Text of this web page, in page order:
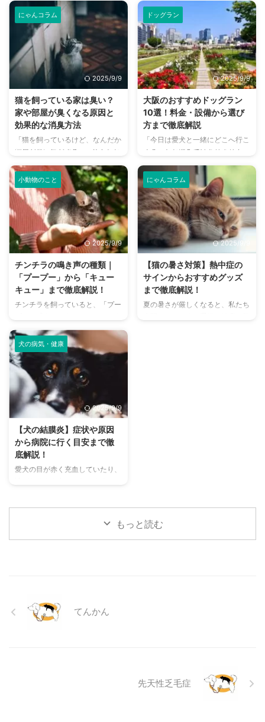
にゃんコラム
2025/9/9
猫を飼っている家は臭い？
家や部屋が臭くなる原因と
効果的な消臭方法
「猫を飼っているけど、なんだか
部屋が臭い気がする…」そんなお
悩みはありませんか？猫との暮ら
しは幸せで満ちていますが、独特
のにおいが気になるという飼い主
さんは少なくありません。 特
に、来客時などは「うちのにお
い、大丈夫かな？」と不安に感じ
てしまうこともあるでしょう。
この記事では、猫のにおいの原因
を根本から突き止め、トイレ、
体、部屋など、場所別に具体的な
消臭対策を徹底的に解説します。
さらに、猫と飼い主さん両方にと
って快適な消臭グッズの選び方ま
の情報を網羅的にご紹介します。
今 ...
ドッグラン
2025/9/9
大阪のおすすめドッグラン
10選！料金・設備から選び
方まで徹底解説
「今日は愛犬と一緒にどこへ行こ
う？」とお悩みではありません
か？大阪には、広大な敷地でのび
のびと遊べるドッグランから、都
心でアクセスしやすい便利な施設
まで、魅力的なドッグランがたく
さんあります。 しかし、「初め
てドッグランに行くから不安」
「どの施設が愛犬に合っているか
わからない」という方も多いので
はないでしょうか。 この記事で
は、大阪府内にある人気のドッグ
ランを厳選し、料金、広さ、利用
条件、設備など、気になる情報を
網羅的に解説します。 さらに、
小動物のこと
2025/9/9
チンチラの鳴き声の種類｜
「プープー」から「キュー
キュー」まで徹底解説！
チンチラを飼っていると、「プー
まざまな鳴き声が聞こえてくるこ
とがありますよね。 チンチラは
犬や猫のように鳴き声で感情を表
現するため、その鳴き声の意味を
理解することは、愛チンチラとの
関係を深める上で非常に大切で
す。 この記事では、チンチラの
代表的な鳴き声の種類とその意味
鳴き声からわかるストレスや病気
のサイン、チンチラが鳴く理由を
理解して良好な関係を築くための
ヒントもご紹介します。 この記
ニ ...
にゃんコラム
2025/9/9
【猫の暑さ対策】熱中症の
サインからおすすめグッズ
まで徹底解説！
夏の暑さが厳しくなると、私たち
る ...
犬の病気・健康
2025/9/9
【犬の結膜炎】症状や原因
から病院に行く目安まで徹
底解説！
愛犬の目が赤く充血していたり、
る目の病気ですが、原因や症状は
さまざまです。 この記事では、
に動物病院に行くべきかどうかの
判断基準や、病院での治療内容に
もっと読む
てんかん
先天性乏毛症